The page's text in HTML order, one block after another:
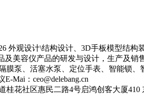
外观设计\结构设计、3D手板模型结
美容仪产品的研发与设计，生产及
膜泵、活塞水泵、定位手表、智能锁
Mai：ceo@delebang.cn
桂花社区惠民二路4号启鸿创客大厦